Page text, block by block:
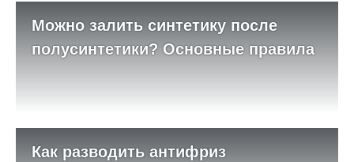
Можно залить синтетику после
полусинтетики? Основные правила
Как разводить антифриз